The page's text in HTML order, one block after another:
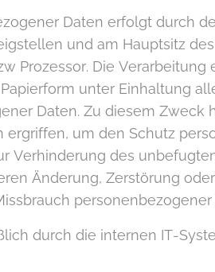
Daten erfolgt durch
und am Hauptsitz
Prozessor. Die
unter Einhaltung
Daten. Zu diesem Zweck
ergriffen, um den Schutz
Verhinderung des
Änderung, Zerstörung
personenbezogener
durch die internen IT-